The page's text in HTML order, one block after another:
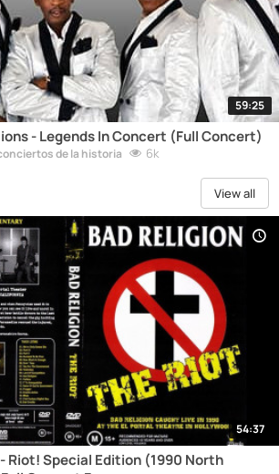
59:25
- Legends In Concert (Full Concert)
de la historia 6k
View all
54:37
Riot! Special Edition (1990 North